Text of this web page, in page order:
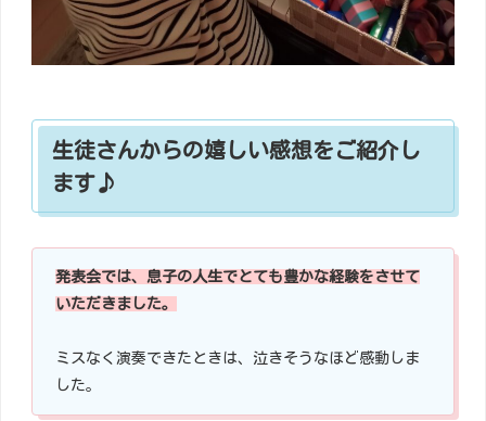
生徒さんからの嬉しい感想をご紹介し
ます♪
発表会では、息子の人生でとても豊かな経験をさせて
いただきました。
ミスなく演奏できたときは、泣きそうなほど感動しま
した。